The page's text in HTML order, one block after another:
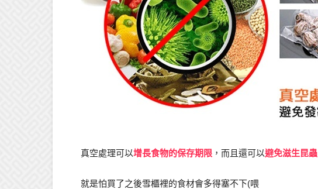
真空處理可以增長食物的保存期限 ，而且還可以避免滋生昆蟲
就是怕買了之後雪櫃裡的食材會多得塞不下(喂